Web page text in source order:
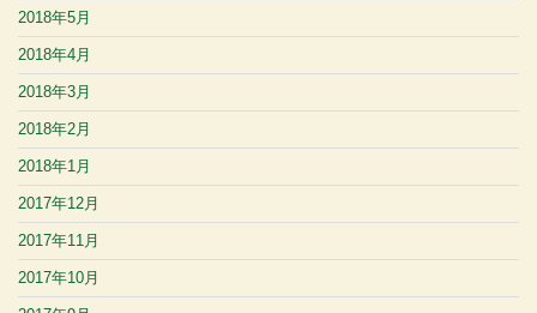
2018年5月
2018年4月
2018年3月
2018年2月
2018年1月
2017年12月
2017年11月
2017年10月